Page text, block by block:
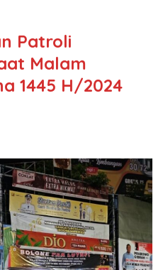
Patroli
Malam
1445 H/2024